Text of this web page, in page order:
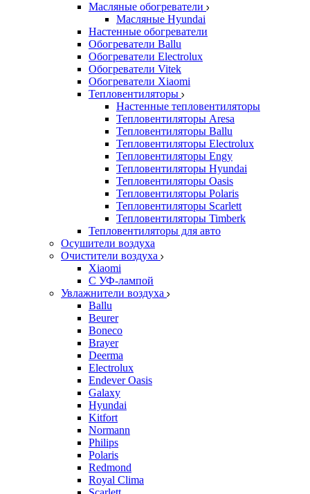
Масляные обогреватели
Масляные Hyundai
Настенные обогреватели
Обогреватели Ballu
Обогреватели Electrolux
Обогреватели Vitek
Обогреватели Xiaomi
Тепловентиляторы
Настенные тепловентиляторы
Тепловентиляторы Aresa
Тепловентиляторы Ballu
Тепловентиляторы Electrolux
Тепловентиляторы Engy
Тепловентиляторы Hyundai
Тепловентиляторы Oasis
Тепловентиляторы Polaris
Тепловентиляторы Scarlett
Тепловентиляторы Timberk
Тепловентиляторы для авто
Осушители воздуха
Очистители воздуха
Xiaomi
С УФ-лампой
Увлажнители воздуха
Ballu
Beurer
Boneco
Brayer
Deerma
Electrolux
Endever Oasis
Galaxy
Hyundai
Kitfort
Normann
Philips
Polaris
Redmond
Royal Clima